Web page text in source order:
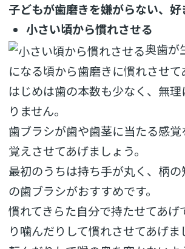
子どもが歯磨きを嫌がらない、
小さい頃から慣れさせる
奥歯が
になる頃から歯磨きに慣れさせて
はじめは歯の本数も少なく、無
りません。
歯ブラシが歯や歯茎に当たる感
覚えさせてあげましょう。
最初のうちは持ち手が丸く、柄
の歯ブラシがおすすめです。
慣れてきらた自分で持たせてあげ
り噛んだりして慣れさせてあげま